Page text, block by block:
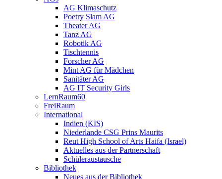
AG Klimaschutz
Poetry Slam AG
Theater AG
Tanz AG
Robotik AG
Tischtennis
Forscher AG
Mint AG für Mädchen
Sanitäter AG
AG IT Security Girls
LernRaum60
FreiRaum
International
Indien (KIS)
Niederlande CSG Prins Maurits
Reut High School of Arts Haifa (Israel)
Aktuelles aus der Partnerschaft
Schüleraustausche
Bibliothek
Neues aus der Bibliothek